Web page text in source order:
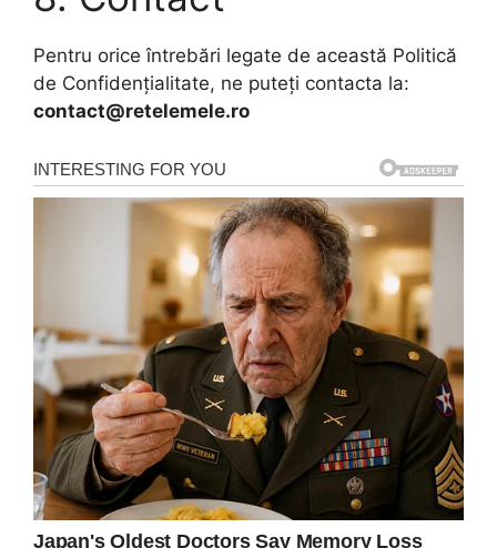
Pentru orice întrebări legate de această Politică
de Confidențialitate, ne puteți contacta la:
contact@retelemele.ro